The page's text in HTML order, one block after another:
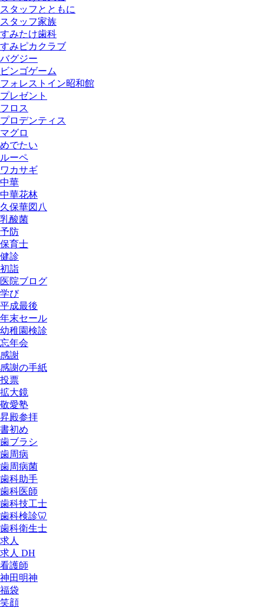
スタッフとともに
スタッフ家族
すみたけ歯科
すみピカクラブ
バグジー
ビンゴゲーム
フォレストイン昭和館
プレゼント
フロス
プロデンティス
マグロ
めでたい
ルーペ
ワカサギ
中華
中華花林
久保華図八
乳酸菌
予防
保育士
健診
初詣
医院ブログ
学び
平成最後
年末セール
幼稚園検診
忘年会
感謝
感謝の手紙
投票
拡大鏡
敬愛塾
昇殿参拝
書初め
歯ブラシ
歯周病
歯周病菌
歯科助手
歯科医師
歯科技工士
歯科検診🦷
歯科衛生士
求人
求人 DH
看護師
神田明神
福袋
笑顔